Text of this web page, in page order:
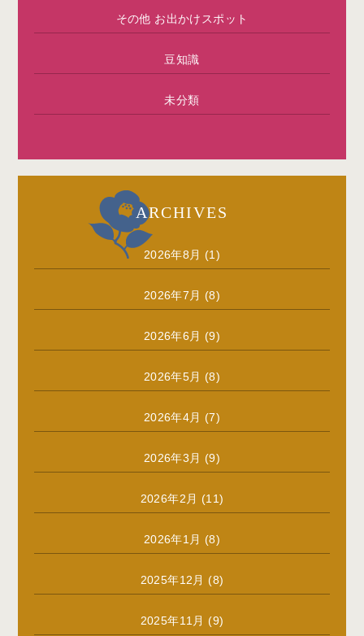
その他 お出かけスポット
豆知識
未分類
ARCHIVES
2026年8月 (1)
2026年7月 (8)
2026年6月 (9)
2026年5月 (8)
2026年4月 (7)
2026年3月 (9)
2026年2月 (11)
2026年1月 (8)
2025年12月 (8)
2025年11月 (9)